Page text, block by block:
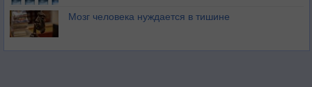
Мозг человека нуждается в тишине